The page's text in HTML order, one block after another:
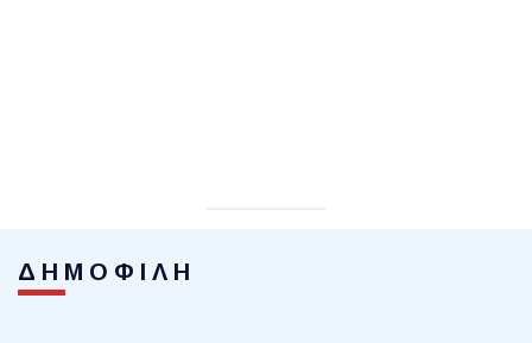
ΔΗΜΟΦΙΛΗ